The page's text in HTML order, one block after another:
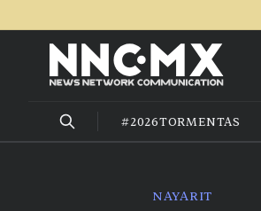
#2026TORMENTAS
NAYARIT